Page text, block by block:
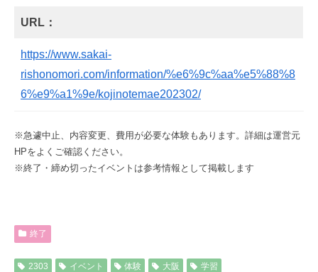
URL：
https://www.sakai-
rishonomori.com/information/%e6%9c%aa%e5%88%8
6%e9%a1%9e/kojinotemae202302/
※急遽中止、内容変更、費用が必要な体験もあります。詳細は運営元
HPをよくご確認ください。
※終了・締め切ったイベントは参考情報として掲載します
終了
2303 イベント 体験 大阪 学習